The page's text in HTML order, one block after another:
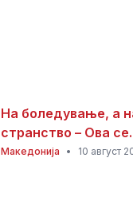
На боледување, а
странство – Ова се
последиците
Македонија • 10 август